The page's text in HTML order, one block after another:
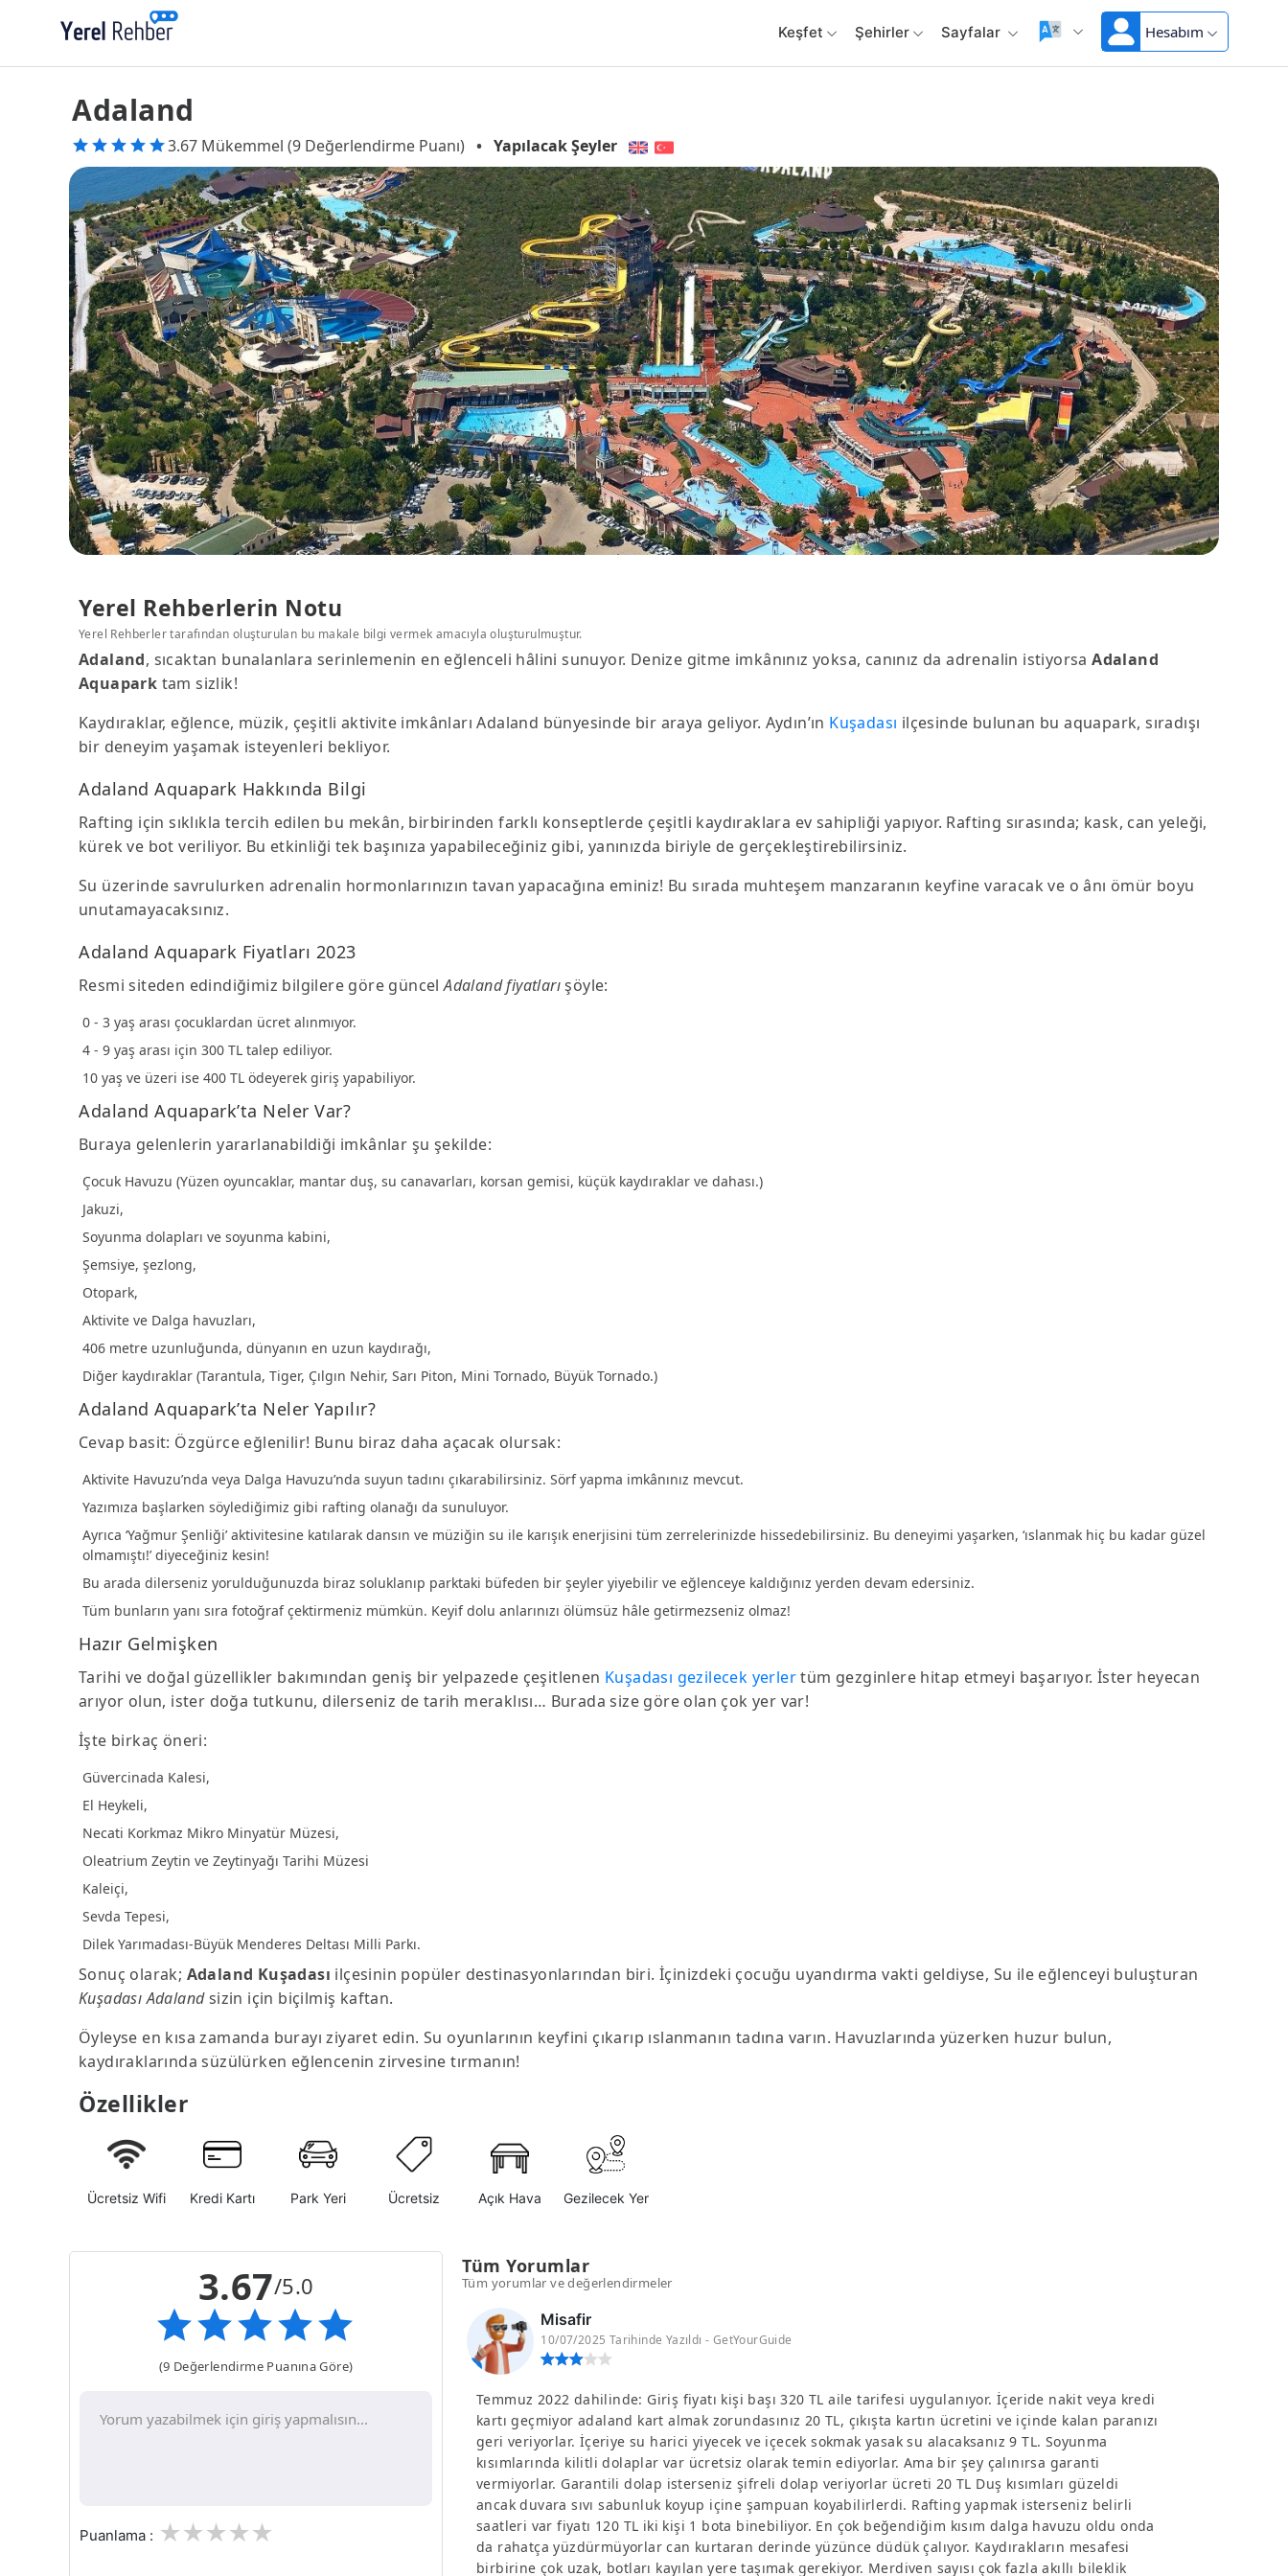
Keşfet Şehirler Sayfalar Hesabım
Adaland
3.67 Mükemmel (9 Değerlendirme Puanı) • Yapılacak Şeyler
Yerel Rehberlerin Notu
Yerel Rehberler tarafından oluşturulan bu makale bilgi vermek amacıyla oluşturulmuştur.
Adaland, sıcaktan bunalanlara serinlemenin en eğlenceli hâlini sunuyor. Denize gitme imkânınız yoksa, canınız da adrenalin istiyorsaAdaland
Aquapark tam sizlik!
Kaydıraklar, eğlence, müzik, çeşitli aktivite imkânları Adaland bünyesinde bir araya geliyor. Aydın’ın Kuşadası ilçesinde bulunan bu aquapark, sıradışı
bir deneyim yaşamak isteyenleri bekliyor.
Adaland Aquapark Hakkında Bilgi
Rafting için sıklıkla tercih edilen bu mekân, birbirinden farklı konseptlerde çeşitli kaydıraklara ev sahipliği yapıyor. Rafting sırasında; kask, can yeleği,
kürek ve bot veriliyor. Bu etkinliği tek başınıza yapabileceğiniz gibi, yanınızda biriyle de gerçekleştirebilirsiniz.
Su üzerinde savrulurken adrenalin hormonlarınızın tavan yapacağına eminiz! Bu sırada muhteşem manzaranın keyfine varacak ve o ânı ömür boyu
unutamayacaksınız.
Adaland Aquapark Fiyatları 2023
Resmi siteden edindiğimiz bilgilere göre güncelAdaland fiyatlarışöyle:
0 - 3 yaş arası çocuklardan ücret alınmıyor.
4 - 9 yaş arası için 300 TL talep ediliyor.
10 yaş ve üzeri ise 400 TL ödeyerek giriş yapabiliyor.
Adaland Aquapark’ta Neler Var?
Buraya gelenlerin yararlanabildiği imkânlar şu şekilde:
Çocuk Havuzu (Yüzen oyuncaklar, mantar duş, su canavarları, korsan gemisi, küçük kaydıraklar ve dahası.)
Jakuzi,
Soyunma dolapları ve soyunma kabini,
Şemsiye, şezlong,
Otopark,
Aktivite ve Dalga havuzları,
406 metre uzunluğunda, dünyanın en uzun kaydırağı,
Diğer kaydıraklar (Tarantula, Tiger, Çılgın Nehir, Sarı Piton, Mini Tornado, Büyük Tornado.)
Adaland Aquapark’ta Neler Yapılır?
Cevap basit: Özgürce eğlenilir! Bunu biraz daha açacak olursak:
Aktivite Havuzu’nda veya Dalga Havuzu’nda suyun tadını çıkarabilirsiniz. Sörf yapma imkânınız mevcut.
Yazımıza başlarken söylediğimiz gibi rafting olanağı da sunuluyor.
Ayrıca ‘Yağmur Şenliği’ aktivitesine katılarak dansın ve müziğin su ile karışık enerjisini tüm zerrelerinizde hissedebilirsiniz. Bu deneyimi yaşarken, ‘ıslanmak hiç bu kadar güzel
olmamıştı!’ diyeceğiniz kesin!
Bu arada dilerseniz yorulduğunuzda biraz soluklanıp parktaki büfeden bir şeyler yiyebilir ve eğlenceye kaldığınız yerden devam edersiniz.
Tüm bunların yanı sıra fotoğraf çektirmeniz mümkün. Keyif dolu anlarınızı ölümsüz hâle getirmezseniz olmaz!
Hazır Gelmişken
Tarihi ve doğal güzellikler bakımından geniş bir yelpazede çeşitlenen Kuşadası gezilecek yerlertüm gezginlere hitap etmeyi başarıyor. İster heyecan
arıyor olun, ister doğa tutkunu, dilerseniz de tarih meraklısı… Burada size göre olan çok yer var!
İşte birkaç öneri:
Güvercinada Kalesi,
El Heykeli,
Necati Korkmaz Mikro Minyatür Müzesi,
Oleatrium Zeytin ve Zeytinyağı Tarihi Müzesi
Kaleiçi,
Sevda Tepesi,
Dilek Yarımadası-Büyük Menderes Deltası Milli Parkı.
Sonuç olarak; Adaland Kuşadası ilçesinin popüler destinasyonlarından biri. İçinizdeki çocuğu uyandırma vakti geldiyse, Su ile eğlenceyi buluşturan
Kuşadası Adalandsizin için biçilmiş kaftan.
Öyleyse en kısa zamanda burayı ziyaret edin. Su oyunlarının keyfini çıkarıp ıslanmanın tadına varın. Havuzlarında yüzerken huzur bulun,
kaydıraklarında süzülürken eğlencenin zirvesine tırmanın!
Özellikler
Ücretsiz Wifi Kredi Kartı Park Yeri Ücretsiz Açık Hava Gezilecek Yer
3.67/5.0
(9 Değerlendirme Puanına Göre)
Puanlama : 3
2
1
Tüm Yorumlar
Tüm yorumlar ve değerlendirmeler
Misafir
10/07/2025 Tarihinde Yazıldı - GetYourGuide
Temmuz 2022 dahilinde: Giriş fiyatı kişi başı 320 TL aile tarifesi uygulanıyor. İçeride nakit veya kredi
kartı geçmiyor adaland kart almak zorundasınız 20 TL, çıkışta kartın ücretini ve içinde kalan paranızı
geri veriyorlar. İçeriye su harici yiyecek ve içecek sokmak yasak su alacaksanız 9 TL. Soyunma
kısımlarında kilitli dolaplar var ücretsiz olarak temin ediyorlar. Ama bir şey çalınırsa garanti
vermiyorlar. Garantili dolap isterseniz şifreli dolap veriyorlar ücreti 20 TL Duş kısımları güzeldi
ancak duvara sıvı sabunluk koyup içine şampuan koyabilirlerdi. Rafting yapmak isterseniz belirli
saatleri var fiyatı 120 TL iki kişi 1 bota binebiliyor. En çok beğendiğim kısım dalga havuzu oldu onda
da rahatça yüzdürmüyorlar can kurtaran derinde yüzünce düdük çalıyor. Kaydırakların mesafesi
birbirine çok uzak, botları kayılan yere taşımak gerekiyor. Merdiven sayısı çok fazla akıllı bileklik